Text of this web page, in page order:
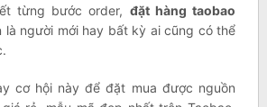
từng bước order, đặt hàng taobao
là người mới hay bất kỳ ai cũng có thể
cơ hội này để đặt mua được nguồn